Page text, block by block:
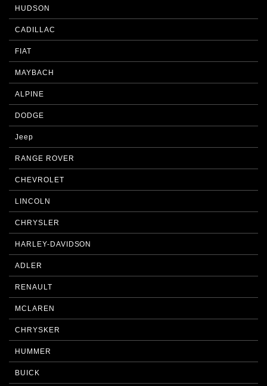
HUDSON
CADILLAC
FIAT
MAYBACH
ALPINE
DODGE
Jeep
RANGE ROVER
CHEVROLET
LINCOLN
CHRYSLER
HARLEY-DAVIDSON
ADLER
RENAULT
MCLAREN
CHRYSKER
HUMMER
BUICK